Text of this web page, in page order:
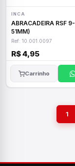
INCA
ABRACADEIRA RSF 9- (38 X
51MM)
Ref: 10.001.0097
R$ 4,95
Carrinho
1